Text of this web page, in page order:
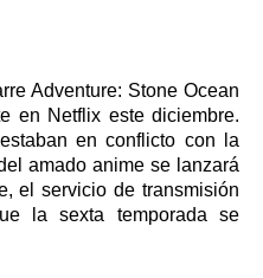
Adventure: Stone Ocean
en Netflix este diciembre.
en conflicto con la
amado anime se lanzará
el servicio de transmisión
la sexta temporada se